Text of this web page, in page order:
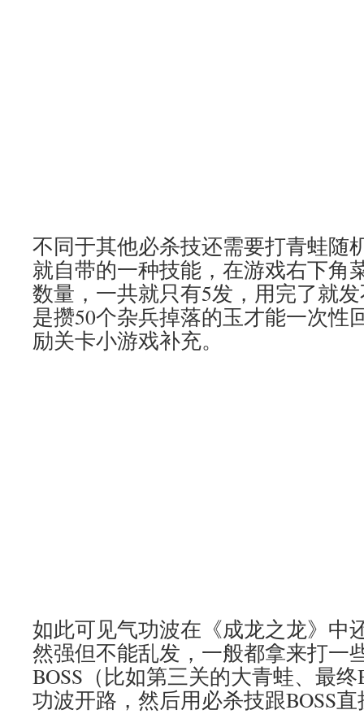
不同于其他必杀技还需要打青蛙随
就自带的一种技能，在游戏右下角
数量，一共就只有5发，用完了就
是攒50个杂兵掉落的玉才能一次性
励关卡小游戏补充。
如此可见气功波在《成龙之龙》中
然强但不能乱发，一般都拿来打一
BOSS（比如第三关的大青蛙、最
功波开路，然后用必杀技跟BOSS